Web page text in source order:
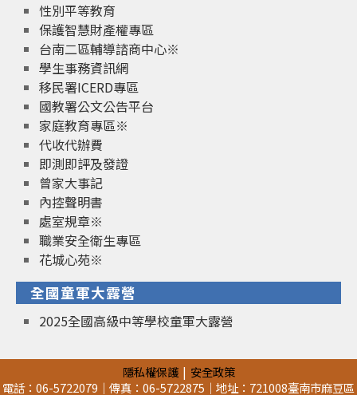
性別平等教育
保護智慧財產權專區
台南二區輔導諮商中心※
學生事務資訊網
移民署ICERD專區
國教署公文公告平台
家庭教育專區※
代收代辦費
即測即評及發證
曾家大事記
內控聲明書
處室規章※
職業安全衛生專區
花城心苑※
全國童軍大露營
2025全國高級中等學校童軍大露營
隱私權保護
安全政策
電話：06-5722079｜傳真：06-5722875｜地址：721008臺南市麻豆區